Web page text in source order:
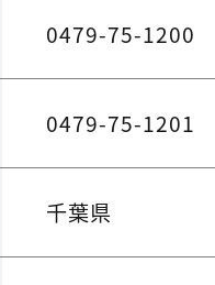
0479-75-1200
0479-75-1201
千葉県